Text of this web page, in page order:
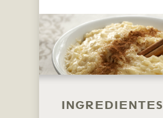
INGREDIENTES